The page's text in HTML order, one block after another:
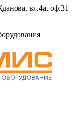
вл.4а, оф.31